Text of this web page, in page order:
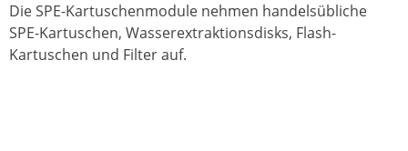
Die SPE-Kartuschenmodule nehmen handelsübliche
SPE-Kartuschen, Wasserextraktionsdisks, Flash-
Kartuschen und Filter auf.